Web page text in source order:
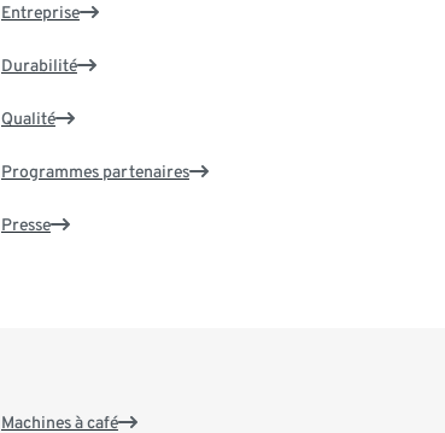
Entreprise
Durabilité
Qualité
Programmes partenaires
Presse
Machines à café